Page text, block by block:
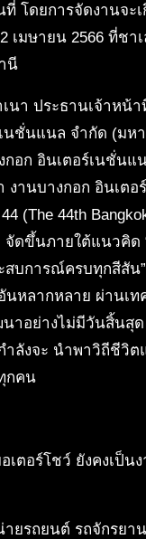
โดยการจัดงานจะ
เมษายน 2566 ที่ชาเ
นี
นา ประธานเจ้าหน้
นชั่นแนล จำกัด (มห
อก อินเตอร์เนชั่นแ
งานบางกอก อินเตอ
(The 44th
จัดขึ้นภายใต้แนวคิด
สบการณ์ครบทุกสีสัน
นหลากหลาย ผ่านเท
าอย่างไม่มีวันสิ้นสุด
ำลังจะ นำพาวิถีชีวิต
กคน
เตอร์โชว์ ยังคงเป็น
ยรถยนต์ รถจักรยา